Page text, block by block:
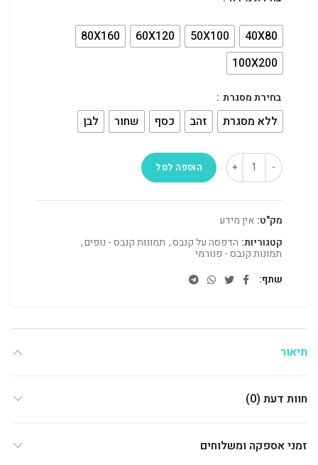
40X80
50X100
60X120
80X160
100X200
בחירת מסגרת
ללא מסגרת זהב כסף שחור לבן
הוספה לסל
מק"ט: אין מידע
קטגוריות: הדפסה על קנבס, תמונות קנבס - נופים,
תמונות קנבס - פנורמי
שתף
תיאור
חוות דעת (0)
זמני אספקה ומשלוחים